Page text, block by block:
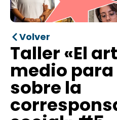
Volver
Taller «El
medio
sobre la